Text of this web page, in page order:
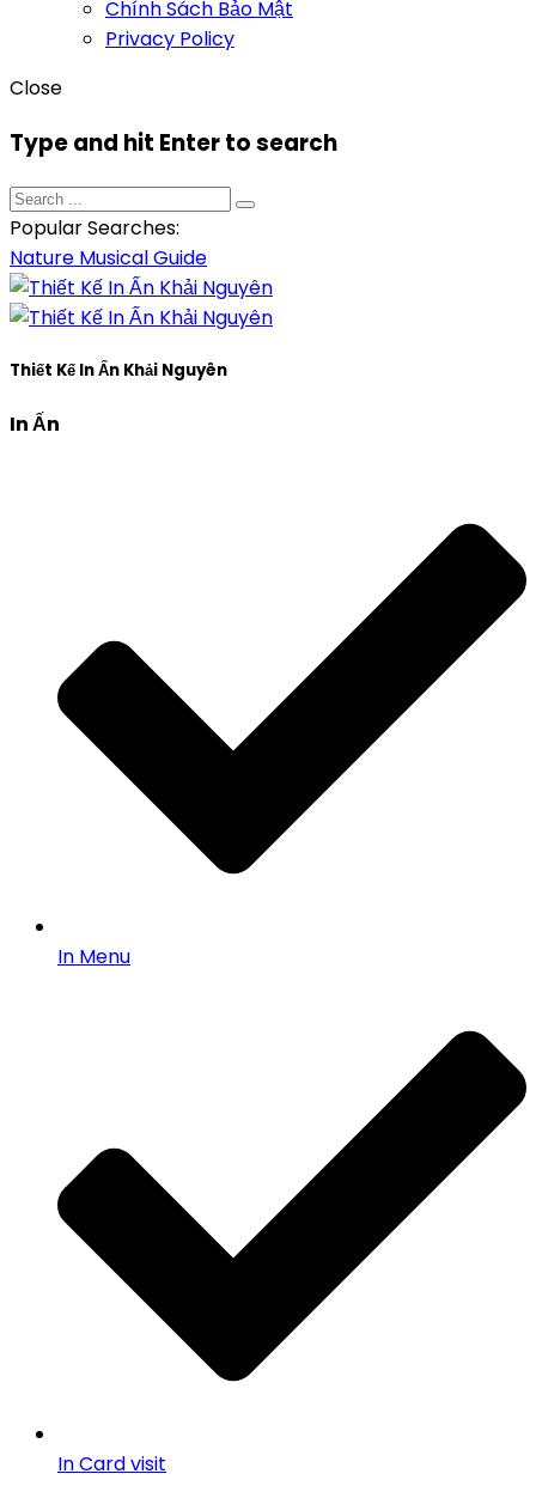
Chính Sách Bảo Mật
Privacy Policy
Close
Type and hit Enter to search
Popular Searches:
Nature MusicalGuide
Thiết Kế In Ấn Khải Nguyên
In Ấn
In Menu
In Card visit